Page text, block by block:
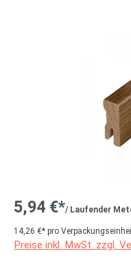
5,94 €*/ Laufender
14,26 €* pro
Preise inkl. MwSt. zzgl.